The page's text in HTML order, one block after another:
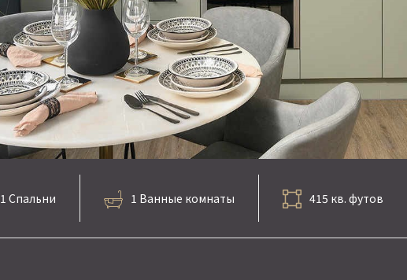
1 Спальни 1 Ванные комнаты 415 кв. футов